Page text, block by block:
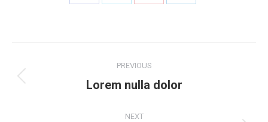
Share
Share
Share
Share
navigation
PREVIOUS
Previous
Lorem nulla dolor
NEXT